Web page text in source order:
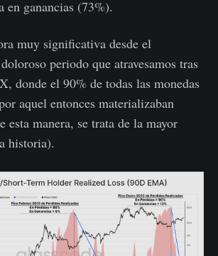
en ganancias (73%).
muy significativa desde el
periodo que atravesamos tras
donde el 90% de todas las monedas
aquel entonces materializaban
esta manera, se trata de la mayor
historia).